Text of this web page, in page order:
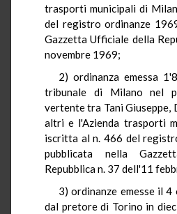
trasporti municipali di
del registro ordinanze
Gazzetta Ufficiale della
novembre 1969;
2) ordinanza emessa
tribunale di Milano nel
vertente tra Tani Giuseppe,
altri e l'Azienda trasporti
iscritta al n. 466 del
pubblicata nella
Repubblica n. 37 dell'11
3) ordinanze emesse il
dal pretore di Torino in